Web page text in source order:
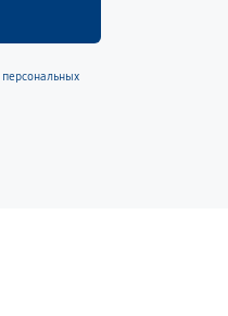
персональных